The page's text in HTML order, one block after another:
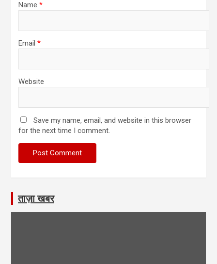
Name *
Email *
Website
Save my name, email, and website in this browser
for the next time I comment.
ताज़ा खबर